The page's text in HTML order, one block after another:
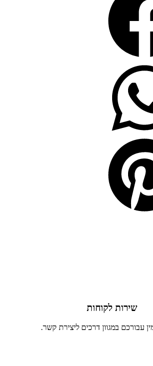
שירות לקוחות
עבורכם במגוון דרכים ליצירת קשר.